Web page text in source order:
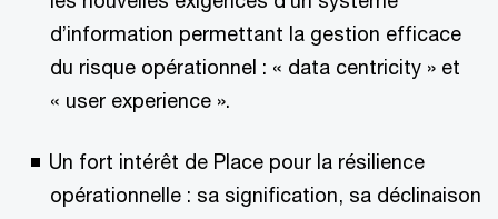
d’information permettant la gestion efficace
du risque opérationnel : « data centricity » et
« user experience ».
Un fort intérêt de Place pour la résilience
opérationnelle : sa signification, sa déclinaison